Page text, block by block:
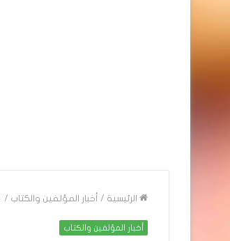
الرئيسية / أخبار المؤلفين والكتاب /
أخبار المؤلفين والكتاب